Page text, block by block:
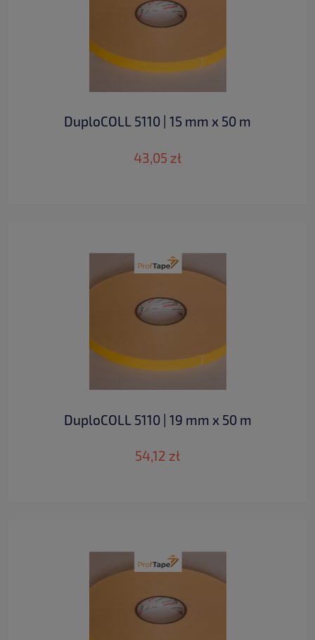
DuploCOLL 5110 | 15 mm x 50 m
43,05 zł
DuploCOLL 5110 | 19 mm x 50 m
54,12 zł